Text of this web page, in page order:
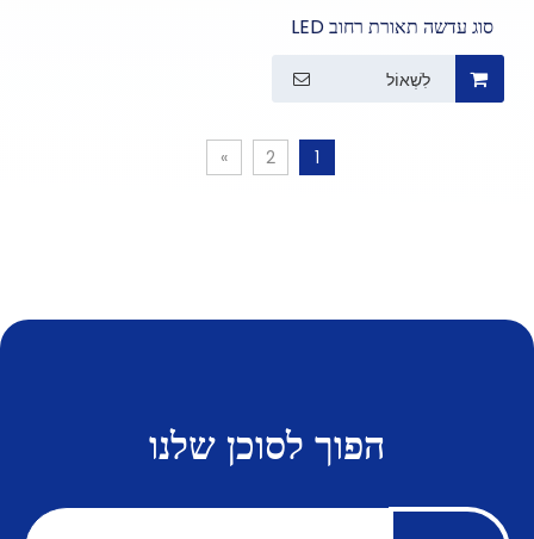
סוג עדשה תאורת רחוב LED
לִשְׁאוֹל
1
2
»
הפוך לסוכן שלנו